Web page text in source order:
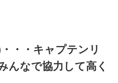
・・キャプテンリ
んなで協力して高く